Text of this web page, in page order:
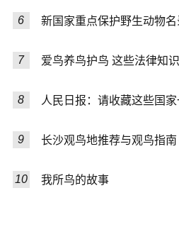
6 新国家重点保护野生动物名
7
8
9 长沙观鸟地推荐与观鸟指南
10 我所鸟的故事